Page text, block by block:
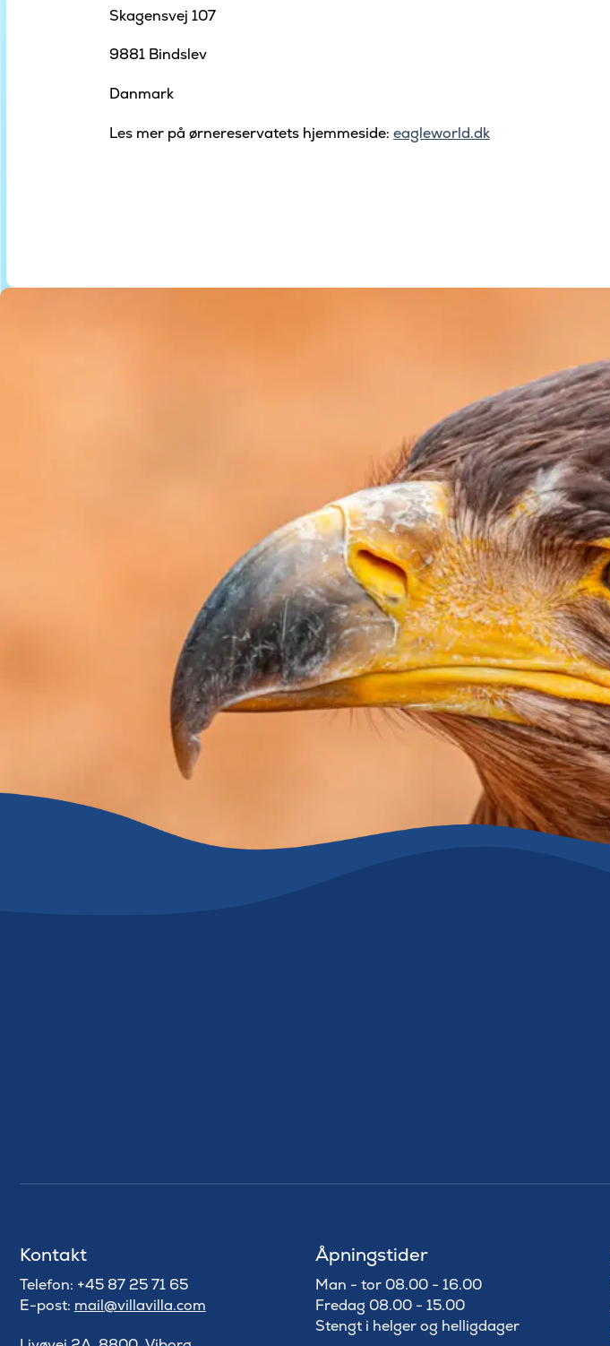
Skagensvej 107
9881 Bindslev
Danmark
Les mer på ørnereservatets hjemmeside: eagleworld.dk
Kontakt
Telefon: +45 87 25 71 65
E-post: mail@villavilla.com
Åpningstider
Man - tor 08.00 - 16.00
Fredag 08.00 - 15.00
Stengt i helger og helligdager